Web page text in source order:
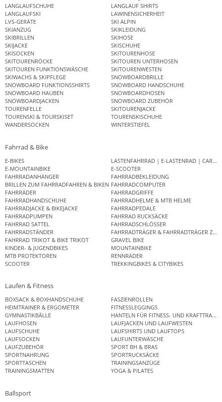
LANGLAUFSCHUHE
LANGLAUF SHIRTS
LANGLAUFSKI
LAWINENSICHERHEIT
LVS-GERÄTE
SKI ALPIN
SKIANZUG
SKIKLEIDUNG
SKIBRILLEN
SKIHOSE
SKIJACKE
SKISCHUHE
SKISOCKEN
SKITOURENHOSE
SKITOURENRÖCKE
SKITOUREN UNTERHOSEN
SKITOUREN FUNKTIONSWÄSCHE
SKITOURENWESTEN
SKIWACHS & SKIPFLEGE
SNOWBOARDBRILLE
SNOWBOARD FUNKTIONSSHIRTS
SNOWBOARD HANDSCHUHE
SNOWBOARD HAUBEN
SNOWBOARDHOSEN
SNOWBOARDJACKEN
SNOWBOARD ZUBEHÖR
TOURENFELLE
SKITOURENJACKE
TOURENSKI & TOURSKISET
TOURENSKISCHUHE
WANDERSOCKEN
WINTERSTIEFEL
Fahrrad & Bike
E-BIKES
LASTENFAHRRAD | E-LASTENRAD |
E-MOUNTAINBIKE
E-SCOOTER
FAHRRADANHÄNGER
FAHRRADBEKLEIDUNG
BRILLEN ZUM FAHRRADFAHREN & BIKEN FAHRRADCOMPUTER
FAHRRÄDER
FAHRRADGRIFFE
FAHRRADHANDSCHUHE
FAHRRADHELME & MTB HELME
FAHRRADJACKE & BIKEJACKE
FAHRRADPEDALE
FAHRRADPUMPEN
FAHRRAD RUCKSÄCKE
FAHRRAD SATTEL
FAHRRADSCHLÖSSER
FAHRRADSTÄNDER
FAHRRADTRÄGER & FAHRRADTRÄGER
FAHRRAD TRIKOT & BIKE TRIKOT
GRAVEL BIKE
KINDER- & JUGENDBIKES
MOUNTAINBIKE
MTB PROTEKTOREN
RENNRÄDER
SCOOTER
TREKKINGBIKES & CITYBIKES
Laufen & Fitness
BOXSACK & BOXHANDSCHUHE
FASZIENROLLEN
HEIMTRAINER & ERGOMETER
FITNESSLEGGINGS
GYMNASTIKBÄLLE
HANTELN FÜR FITNESS- UND
LAUFHOSEN
LAUFJACKEN UND LAUFWESTEN
LAUFSCHUHE
LAUFSHIRTS UND LAUFTOPS
LAUFSOCKEN
LAUFUNTERWÄSCHE
LAUFZUBEHÖR
SPORT BH & BRAS
SPORTNAHRUNG
SPORTRUCKSÄCKE
SPORTTASCHEN
TRAININGSANZÜGE
TRAININGSMATTEN
YOGA & PILATES
Ballsport